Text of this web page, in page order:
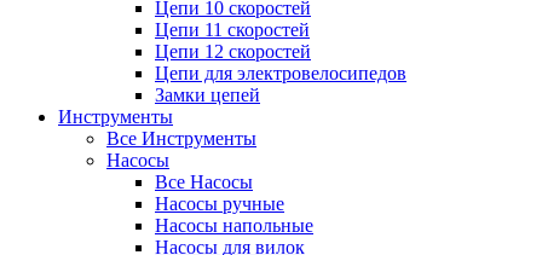
Цепи 10 скоростей
Цепи 11 скоростей
Цепи 12 скоростей
Цепи для электровелосипедов
Замки цепей
Инструменты
Все Инструменты
Насосы
Все Насосы
Насосы ручные
Насосы напольные
Насосы для вилок